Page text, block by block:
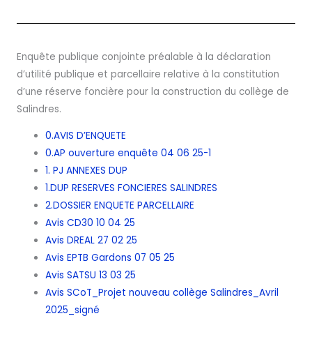
Enquête publique conjointe préalable à la déclaration
d’utilité publique et parcellaire relative à la constitution
d’une réserve foncière pour la construction du collège de
Salindres.
0.AVIS D’ENQUETE
0.AP ouverture enquête 04 06 25-1
1. PJ ANNEXES DUP
1.DUP RESERVES FONCIERES SALINDRES
2.DOSSIER ENQUETE PARCELLAIRE
Avis CD30 10 04 25
Avis DREAL 27 02 25
Avis EPTB Gardons 07 05 25
Avis SATSU 13 03 25
Avis SCoT_Projet nouveau collège Salindres_Avril
2025_signé